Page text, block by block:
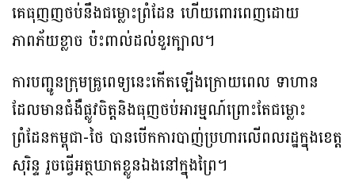
គេធុញញថប់នឹងជម្លោះព្រំដែន ហើយពោរពេញដោយ
ភាពភ័យខ្លាច ប៉ះពាល់ដល់ខួរក្បាល។
ការបញ្ជូនក្រុមគ្រូពេទ្យនេះកើតឡើងក្រោយពេល ទាហាន
ដែលមានជំងឺផ្លូវចិត្តនិងធុញថប់អារម្មណ៍ព្រោះតែជម្លោះ
ព្រំដែនកម្ពុជា-ថៃ បានបើកការបាញ់ប្រហារលើពលរដ្ឋក្នុងខេត្ត
សុរិន្ទ រួចធ្វើអត្ថឃាតខ្លូនឯងនៅក្នុងព្រៃ។